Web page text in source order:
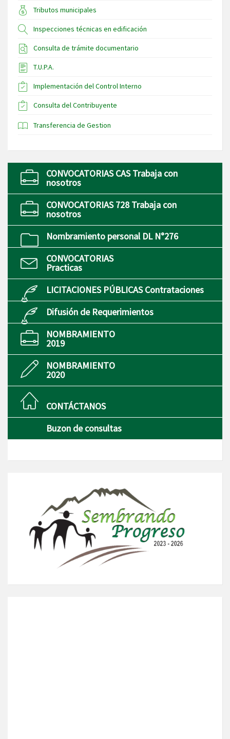
Tributos municipales
Inspecciones técnicas en edificación
Consulta de trámite documentario
T.U.P.A.
Implementación del Control Interno
Consulta del Contribuyente
Transferencia de Gestion
CONVOCATORIAS CAS Trabaja con
nosotros
CONVOCATORIAS 728 Trabaja con
nosotros
Nombramiento personal DL N°276
CONVOCATORIAS
Practicas
LICITACIONES PÚBLICAS Contrataciones
Difusión de Requerimientos
NOMBRAMIENTO
2019
NOMBRAMIENTO
2020
CONTÁCTANOS
Buzon de consultas